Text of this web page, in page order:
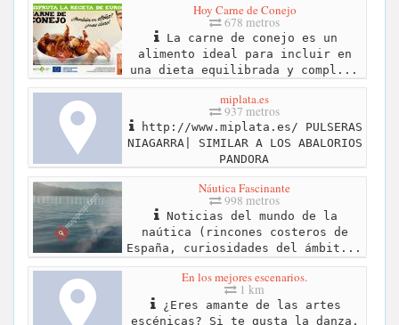
Hoy Carne de Conejo
678 metros
La carne de conejo es un
alimento ideal para incluir en
una dieta equilibrada y compl...
miplata.es
937 metros
http://www.miplata.es/ PULSERAS
NIAGARRA| SIMILAR A LOS ABALORIOS
PANDORA
Náutica Fascinante
998 metros
Noticias del mundo de la
naútica (rincones costeros de
España, curiosidades del ámbit...
En los mejores escenarios.
1 km
¿Eres amante de las artes
escénicas? Si te gusta la danza,